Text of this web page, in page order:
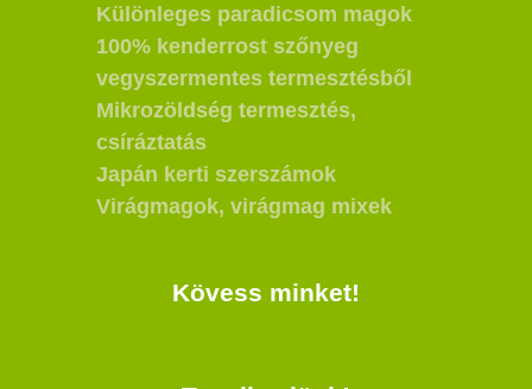
Különleges paradicsom magok
100% kenderrost szőnyeg
vegyszermentes termesztésből
Mikrozöldség termesztés,
csíráztatás
Japán kerti szerszámok
Virágmagok, virágmag mixek
Kövess minket!